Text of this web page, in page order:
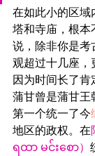
在如此小的区域
塔和寺庙，根本
说，除非你是考
观超过十几座，
因为时间长了
蒲甘曾是蒲甘王
第一个统一了今
地区的政权。在
ရထာ မင်းစော）